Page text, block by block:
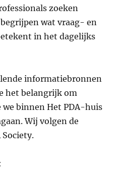
zoeken
wat vraag- en
in het dagelijks
informatiebronnen
het belangrijk om
binnen Het PDA-huis
Wij volgen de